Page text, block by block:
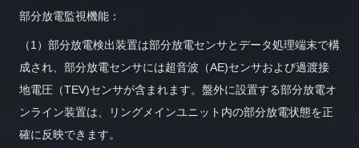
部分放電監視機能：
（1）部分放電検出装置は部分放電センサとデータ処理端末で構
成され、部分放電センサには超音波（AE)センサおよび過渡接
地電圧（TEV)センサが含まれます。盤外に設置する部分放電オ
ンライン装置は、リングメインユニット内の部分放電状態を正
確に反映できます。